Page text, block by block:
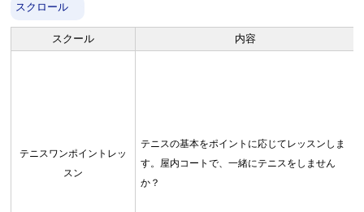
スクロール
スクール 内容
テニスワンポイントレッ
スン
テニスの基本をポイントに応じてレッスンしま
す。屋内コートで、一緒にテニスをしません
か？